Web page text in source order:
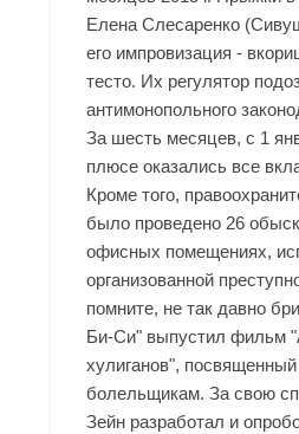
Елена Слесаренко
его импровизация -
тесто. Их регулятор
антимонопольного
За шесть месяцев, с 1
плюсе оказались все
Кроме того,
было проведено 26
офисных помещениях,
организованной
помните, не так давно
Би-Си" выпустил фильм
хулиганов",
болельщикам. За свою
Зейн разработал и